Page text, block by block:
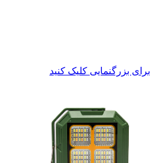
برای بزرگنمایی کلیک کنید